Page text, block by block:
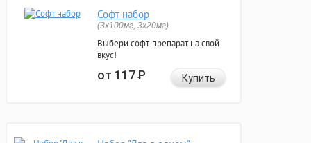
Софт набор
(3x100мг, 3x20мг)
Выбери софт-препарат на свой
вкус!
от 117Р Купить